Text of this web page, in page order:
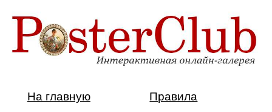
На главную
Правила